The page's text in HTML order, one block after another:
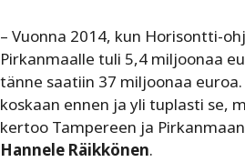
– Vuonna 2014, kun Horisontti-
Pirkanmaalle tuli 5,4 miljoonaa
tänne saatiin 37 miljoonaa
koskaan ennen ja yli tuplasti se,
kertoo Tampereen ja
Hannele Räikkönen.